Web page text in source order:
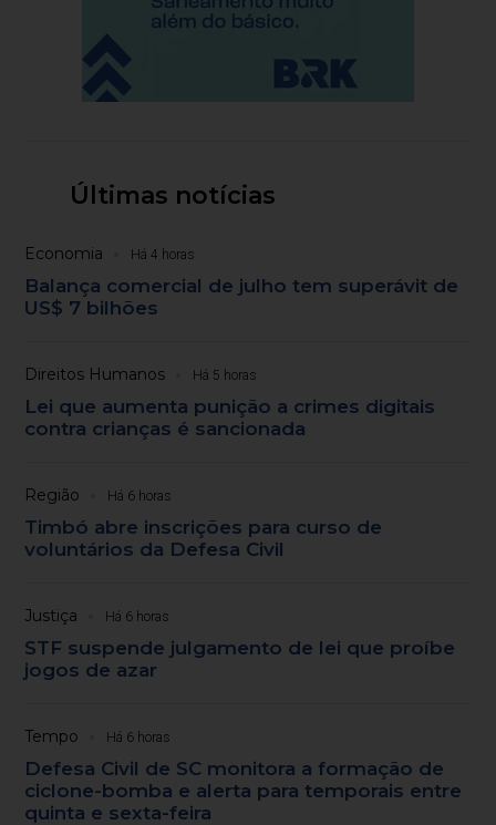
Últimas notícias
Economia Há 4 horas
Balança comercial de julho tem superávit de
US$ 7 bilhões
Direitos Humanos Há 5 horas
Lei que aumenta punição a crimes digitais
contra crianças é sancionada
Região Há 6 horas
Timbó abre inscrições para curso de
voluntários da Defesa Civil
Justiça Há 6 horas
STF suspende julgamento de lei que proíbe
jogos de azar
Tempo Há 6 horas
Defesa Civil de SC monitora a formação de
ciclone-bomba e alerta para temporais entre
quinta e sexta-feira